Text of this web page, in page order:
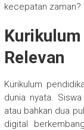
kecepatan zaman?
Relevan
Kurikulum
dunia nyata.
atau bahkan dua
digital